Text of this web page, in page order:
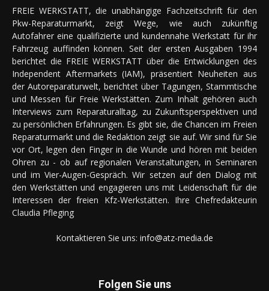
FREIE WERKSTATT, die unabhängige Fachzeitschrift für den
Pkw-Reparaturmarkt, zeigt Wege, wie auch zukünftig
Autofahrer eine qualifizierte und kundennahe Werkstatt für ihr
Fahrzeug auffinden können. Seit der ersten Ausgaben 1994
berichtet die FREIE WERKSTATT über die Entwicklungen des
Independent Aftermarkets (IAM), präsentiert Neuheiten aus
der Autoreparaturwelt, berichtet über Tagungen, Stammtische
und Messen für Freie Werkstätten. Zum Inhalt gehören auch
Interviews zum Reparaturalltag, zu Zukunftsperspektiven und
zu persönlichen Erfahrungen. Es gibt sie, die Chancen im Freien
Reparaturmarkt und die Redaktion zeigt sie auf. Wir sind für Sie
vor Ort, legen den Finger in die Wunde und hören mit beiden
Ohren zu - ob auf regionalen Veranstaltungen, in Seminaren
und im Vier-Augen-Gespräch. Wir setzen auf den Dialog mit
den Werkstätten und engagieren uns mit Leidenschaft für die
Interessen der freien Kfz-Werkstätten. Ihre Chefredakteurin
Claudia Pfleging
Kontaktieren Sie uns: info@atz-media.de
Folgen Sie uns